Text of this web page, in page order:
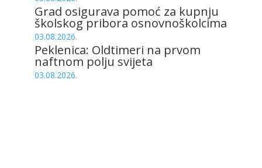
Grad osigurava pomoć za kupnju
školskog pribora osnovnoškolcima
03.08.2026.
Peklenica: Oldtimeri na prvom
naftnom polju svijeta
03.08.2026.